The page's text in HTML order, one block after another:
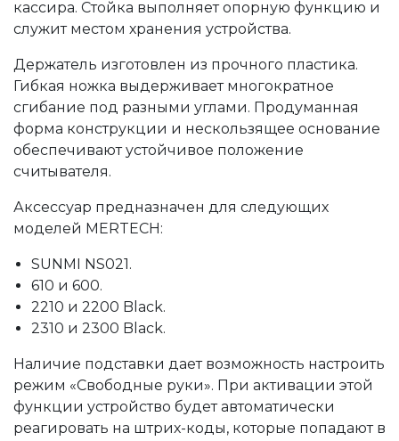
кассира. Стойка выполняет опорную функцию и
служит местом хранения устройства.
Держатель изготовлен из прочного пластика.
Гибкая ножка выдерживает многократное
сгибание под разными углами. Продуманная
форма конструкции и нескользящее основание
обеспечивают устойчивое положение
считывателя.
Аксессуар предназначен для следующих
моделей MERTECH:
SUNMI NS021.
610 и 600.
2210 и 2200 Black.
2310 и 2300 Black.
Наличие подставки дает возможность настроить
режим «Свободные руки». При активации этой
функции устройство будет автоматически
реагировать на штрих-коды, которые попадают в